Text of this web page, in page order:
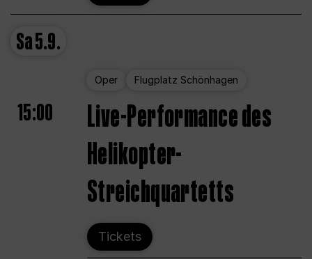
Sa5.9.
Oper Flugplatz Schönhagen
15:00
Live-Performance des
Helikopter-
Streichquartetts
Tickets